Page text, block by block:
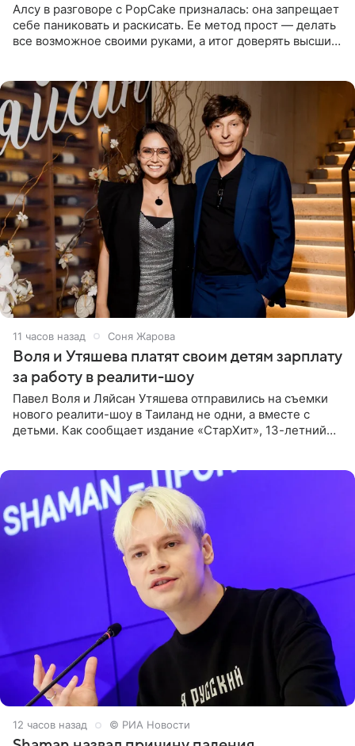
Алсу в разговоре с PopCake призналась: она запрещает
себе паниковать и раскисать. Ее метод прост — делать
все возможное своими руками, а итог доверять высшим
11 часов назад Соня Жарова
Воля и Утяшева платят своим детям зарплату
за работу в реалити-шоу
Павел Воля и Ляйсан Утяшева отправились на съемки
нового реалити-шоу в Таиланд не одни, а вместе с
детьми. Как сообщает издание «СтарХит», 13-летний
12 часов назад © РИА Новости